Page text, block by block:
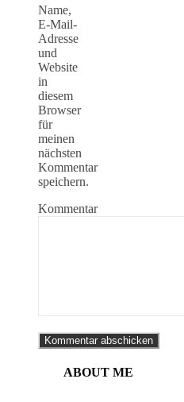
Name,
E-Mail-
Adresse
und
Website
in
diesem
Browser
für
meinen
nächsten
Kommentar
speichern.
Kommentar
ABOUT ME